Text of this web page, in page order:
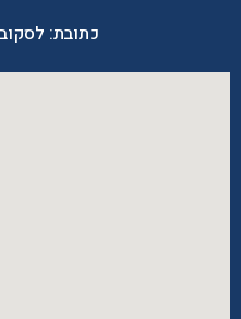
כתובת: לסקוב חיים